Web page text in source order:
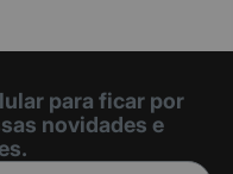
para ficar por
novidades e